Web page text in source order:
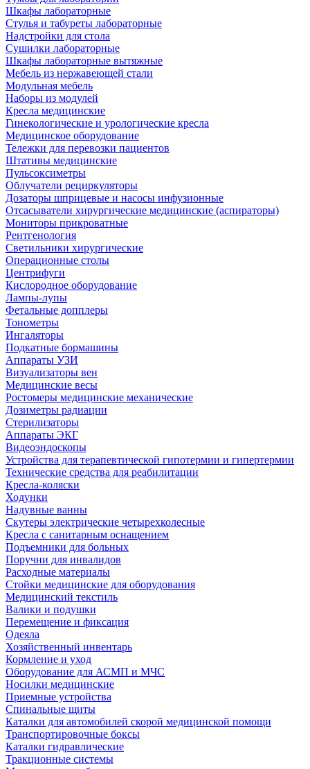
Шкафы лабораторные
Стулья и табуреты лабораторные
Надстройки для стола
Сушилки лабораторные
Шкафы лабораторные вытяжные
Мебель из нержавеющей стали
Модульная мебель
Наборы из модулей
Кресла медицинские
Гинекологические и урологические кресла
Медицинское оборудование
Тележки для перевозки пациентов
Штативы медицинские
Пульсоксиметры
Облучатели рециркуляторы
Дозаторы шприцевые и насосы инфузионные
Отсасыватели хирургические медицинские (аспираторы)
Мониторы прикроватные
Рентгенология
Светильники хирургические
Операционные столы
Центрифуги
Кислородное оборудование
Лампы-лупы
Фетальные допплеры
Тонометры
Ингаляторы
Подкатные бормашины
Аппараты УЗИ
Визуализаторы вен
Медицинские весы
Ростомеры медицинские механические
Дозиметры радиации
Стерилизаторы
Аппараты ЭКГ
Видеоэндоскопы
Устройства для терапевтической гипотермии и гипертермии
Технические средства для реабилитации
Кресла-коляски
Ходунки
Надувные ванны
Скутеры электрические четырехколесные
Кресла с санитарным оснащением
Подъемники для больных
Поручни для инвалидов
Расходные материалы
Стойки медицинские для оборудования
Медицинский текстиль
Валики и подушки
Перемещение и фиксация
Одеяла
Хозяйственный инвентарь
Кормление и уход
Оборудование для АСМП и МЧС
Носилки медицинские
Приемные устройства
Спинальные щиты
Каталки для автомобилей скорой медицинской помощи
Транспортировочные боксы
Каталки гидравлические
Тракционные системы